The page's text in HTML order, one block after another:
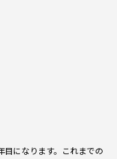
になります。これまでの